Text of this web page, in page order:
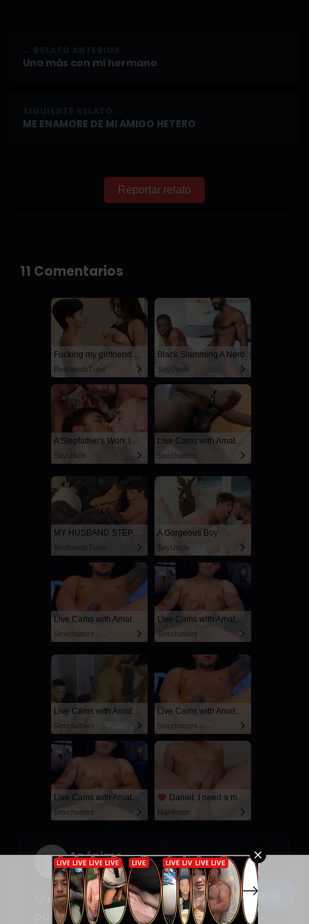
Una más con mi hermano
ME ENAMORE DE MI AMIGO HETERO
Reportar relato
Escribe un comentario
11 Comentarios
Fucking my girlfriend's hot mommy by mistake
RedhandsTube
Black Slamming A Nerd
SayUncle
A Stepfather's Work Is Never Done
SayUncle
Live Cams with Amateur Men
Sexchatters
MY HUSBAND STEPSON MISTAKENLY GIVES ME IN THE ASS
RedhandsTube
A Gorgeous Boy
SayUncle
Live Cams with Amateur Men
Sexchatters
Live Cams with Amateur Men
Sexchatters
Live Cams with Amateur Men
Sexchatters
Live Cams with Amateur Men
Sexchatters
Live Cams with Amateur Men
Sexchatters
Daniel: I need a man for a spicy night...
Manfinder
Anónimo
febrero 12, 2026 a las 9:36 pm
Que caliente tu relato…. habrá cuarta
parte…